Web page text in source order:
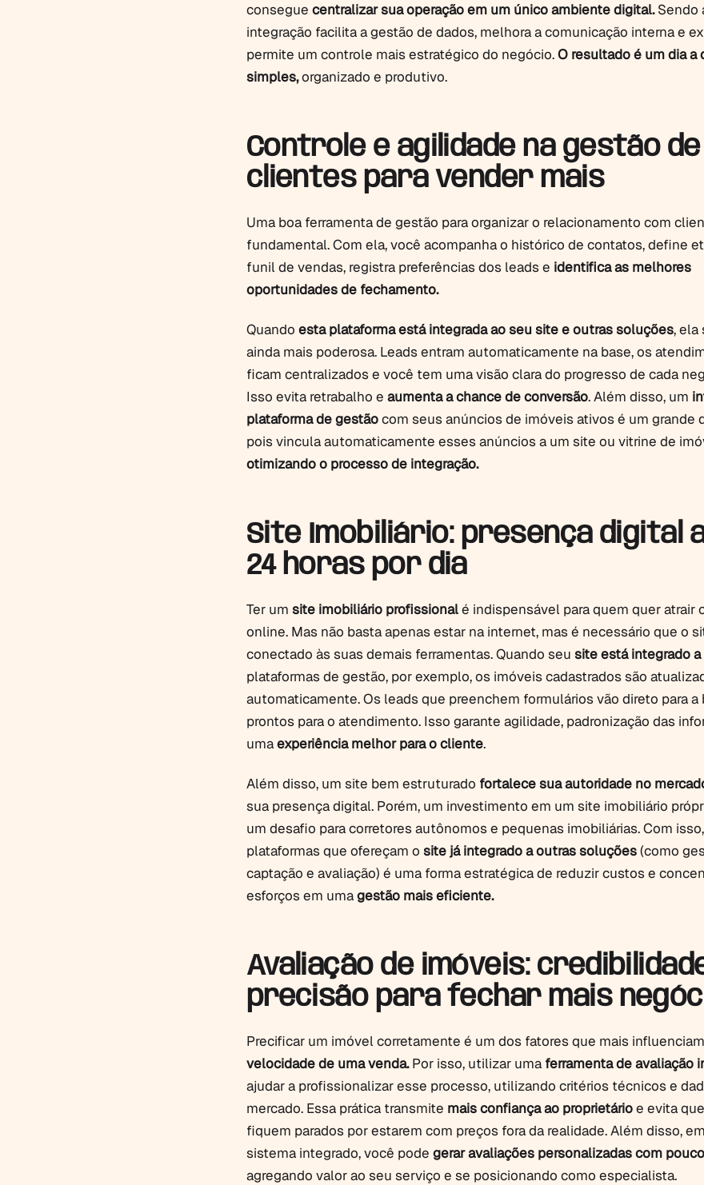
consegue centralizar sua operação em um único ambiente digital.Sendo
integração facilita a gestão de dados, melhora a comunicação interna e
permite um controle mais estratégico do negócio.O resultado é um dia a
simples,organizado e produtivo.
Controle e agilidade na gestão de
clientes para vender mais
Uma boa ferramenta de gestão para organizar o relacionamento com
fundamental. Com ela, você acompanha o histórico de contatos, define
funil de vendas, registra preferências dos leads e identifica as melhores
oportunidades de fechamento.
Quando esta plataforma está integrada ao seu site e outras soluções, ela
ainda mais poderosa. Leads entram automaticamente na base, os
ficam centralizados e você tem uma visão clara do progresso de cada
Isso evita retrabalho e aumenta a chance de conversão. Além disso, um
plataforma de gestãocom seus anúncios de imóveis ativos é um grande
pois vincula automaticamente esses anúncios a um site ou vitrine de
otimizando o processo de integração.
Site Imobiliário: presença digital
24 horas por dia
Ter um site imobiliário profissionalé indispensável para quem quer atrair
online. Mas não basta apenas estar na internet, mas é necessário que o
conectado às suas demais ferramentas. Quando seu site está integrado a
plataformas de gestão, por exemplo, os imóveis cadastrados são
automaticamente. Os leads que preenchem formulários vão direto para a
prontos para o atendimento. Isso garante agilidade, padronização das
umaexperiência melhor para o cliente.
Além disso, um site bem estruturado fortalece sua autoridade no
sua presença digital. Porém, um investimento em um site imobiliário
um desafio para corretores autônomos e pequenas imobiliárias. Com
plataformas que ofereçam o site já integrado a outras soluções(como
captação e avaliação) é uma forma estratégica de reduzir custos e
esforços em umagestão mais eficiente.
Avaliação de imóveis:
precisão para fechar mais
Precificar um imóvel corretamente é um dos fatores que mais
velocidade de uma venda.Por isso, utilizar uma ferramenta de avaliação
ajudar a profissionalizar esse processo, utilizando critérios técnicos e
mercado. Essa prática transmite mais confiança ao proprietárioe evita
fiquem parados por estarem com preços fora da realidade. Além disso,
sistema integrado, você pode gerar avaliações personalizadas com
agregando valor ao seu serviço e se posicionando como especialista.